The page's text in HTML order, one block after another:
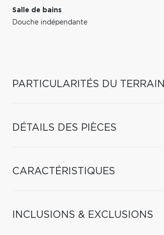
Salle de bains
Douche indépendante
PARTICULARITÉS DU TERRAIN
DÉTAILS DES PIÈCES
CARACTÉRISTIQUES
INCLUSIONS & EXCLUSIONS